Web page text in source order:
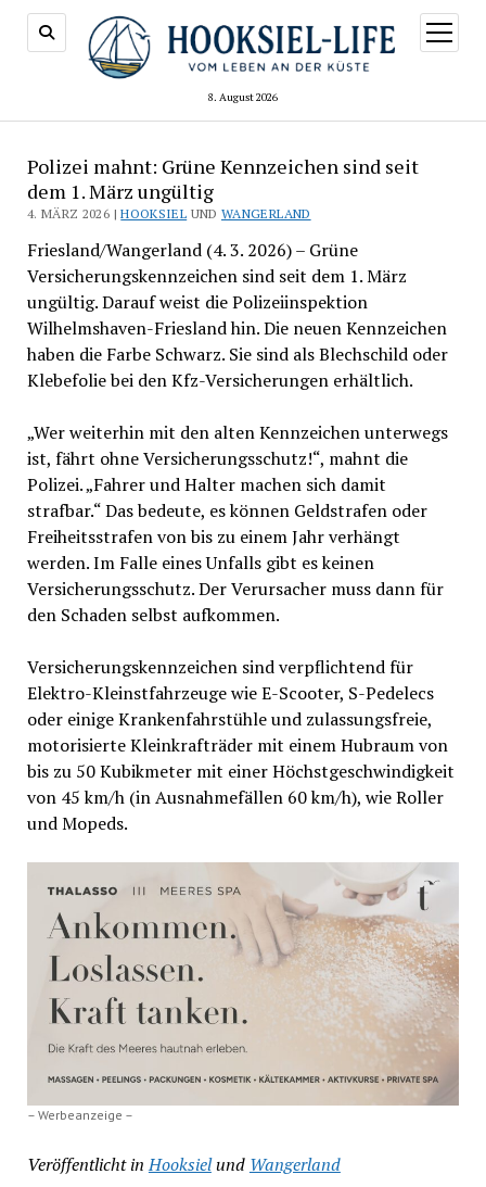
8. August 2026
Menü
öffnen
Polizei mahnt: Grüne Kennzeichen sind seit
dem 1. März ungültig
4. MÄRZ 2026 |HOOKSIEL UND WANGERLAND
Friesland/Wangerland (4. 3. 2026) – Grüne
Versicherungskennzeichen sind seit dem 1. März
ungültig. Darauf weist die Polizeiinspektion
Wilhelmshaven-Friesland hin. Die neuen Kennzeichen
haben die Farbe Schwarz. Sie sind als Blechschild oder
Klebefolie bei den Kfz-Versicherungen erhältlich.
„Wer weiterhin mit den alten Kennzeichen unterwegs
ist, fährt ohne Versicherungsschutz!“, mahnt die
Polizei. „Fahrer und Halter machen sich damit
strafbar.“ Das bedeute, es können Geldstrafen oder
Freiheitsstrafen von bis zu einem Jahr verhängt
werden. Im Falle eines Unfalls gibt es keinen
Versicherungsschutz. Der Verursacher muss dann für
den Schaden selbst aufkommen.
Versicherungskennzeichen sind verpflichtend für
Elektro-Kleinstfahrzeuge wie E-Scooter, S-Pedelecs
oder einige Krankenfahrstühle und zulassungsfreie,
motorisierte Kleinkrafträder mit einem Hubraum von
bis zu 50 Kubikmeter mit einer Höchstgeschwindigkeit
von 45 km/h (in Ausnahmefällen 60 km/h), wie Roller
und Mopeds.
– Werbeanzeige –
Veröffentlicht in Hooksielund Wangerland